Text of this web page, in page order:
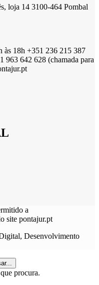
loja 14 3100-464 Pombal
às 18h +351 236 215 387
963 642 628 (chamada para
a
site pontajur.pt
Desenvolvimento
procura.